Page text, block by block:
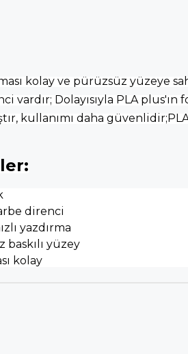
kolay ve pürüzsüz yüzeye
vardır; Dolayısıyla PLA
kullanımı daha
direnci
yazdırma
baskılı yüzey
kolay